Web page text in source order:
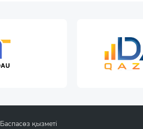
Баспасөз қызметі